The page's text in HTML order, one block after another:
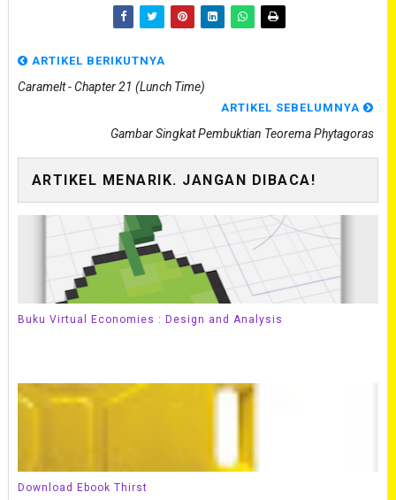
ARTIKEL BERIKUTNYA
Caramelt - Chapter 21 (Lunch Time)
ARTIKEL SEBELUMNYA
Gambar Singkat Pembuktian Teorema Phytagoras
ARTIKEL MENARIK. JANGAN DIBACA!
Buku Virtual Economies : Design and Analysis
Download Ebook Thirst